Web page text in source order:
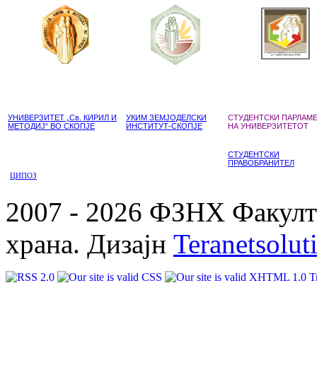
УНИВЕРЗИТЕТ „Св. КИРИЛ И
МЕТОДИЈ“ ВО СКОПЈЕ
УКИМ ЗЕМЈОДЕЛСКИ
ИНСТИТУТ-СКОПЈЕ
СТУДЕНТСКИ
НА УНИВЕРЗИТЕТОТ
СТУДЕНТСКИ
ПРАВОБРАНИТЕЛ
ЦИПОЗ
2007 - 2026 ФЗНХ
храна. Дизајн